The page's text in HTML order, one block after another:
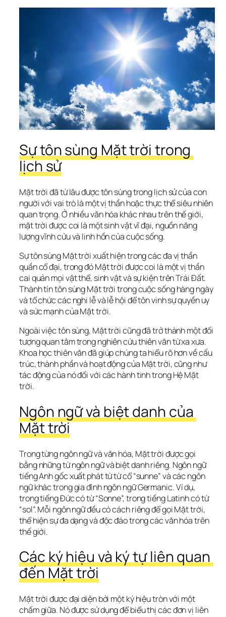
Sự tôn sùng Mặt trời trong
lịch sử
Mặt trời đã từ lâu được tôn sùng trong lịch sử của con
người với vai trò là một vị thần hoặc thực thể siêu nhiên
quan trọng. Ở nhiều văn hóa khác nhau trên thế giới,
mặt trời được coi là một sinh vật vĩ đại, nguồn năng
lượng vĩnh cửu và linh hồn của cuộc sống.
Sự tôn sùng Mặt trời xuất hiện trong các đa vị thần
quần cổ đại, trong đó Mặt trời được coi là một vị thần
cai quản mọi vật thể, sinh vật và sự kiện trên Trái Đất.
Thành tín tôn sùng Mặt trời trong cuộc sống hàng ngày
và tổ chức các nghi lễ và lễ hội để tôn vinh sự quyền uy
và sức mạnh của Mặt trời.
Ngoài việc tôn sùng, Mặt trời cũng đã trở thành một đối
tượng quan tâm trong nghiên cứu thiên văn từ xa xưa.
Khoa học thiên văn đã giúp chúng ta hiểu rõ hơn về cấu
trúc, thành phần và hoạt động của Mặt trời, cũng như
tác động của nó đối với các hành tinh trong Hệ Mặt
trời.
Ngôn ngữ và biệt danh của
Mặt trời
Trong từng ngôn ngữ và văn hóa, Mặt trời được gọi
bằng những từ ngôn ngữ và biệt danh riêng. Ngôn ngữ
tiếng Anh gốc xuất phát từ từ cổ “sunne” và các ngôn
ngữ khác trong gia đình ngôn ngữ Germanic. Ví dụ,
trong tiếng Đức có từ “Sonne”, trong tiếng Latinh có từ
“sol”. Mỗi ngôn ngữ đều có cách riêng để gọi Mặt trời,
thể hiện sự đa dạng và độc đáo trong các văn hóa trên
thế giới.
Các ký hiệu và ký tự liên quan
đến Mặt trời
Mặt trời được đại diện bởi một ký hiệu tròn với một
chấm giữa. Nó được sử dụng để biểu thị các đơn vị liên